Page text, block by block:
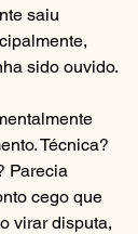
saiu
sido ouvido.
Técnica?
Parecia
cego que
virar disputa,